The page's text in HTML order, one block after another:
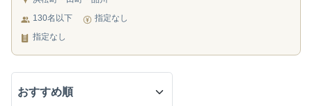
130名以下
指定なし
指定なし